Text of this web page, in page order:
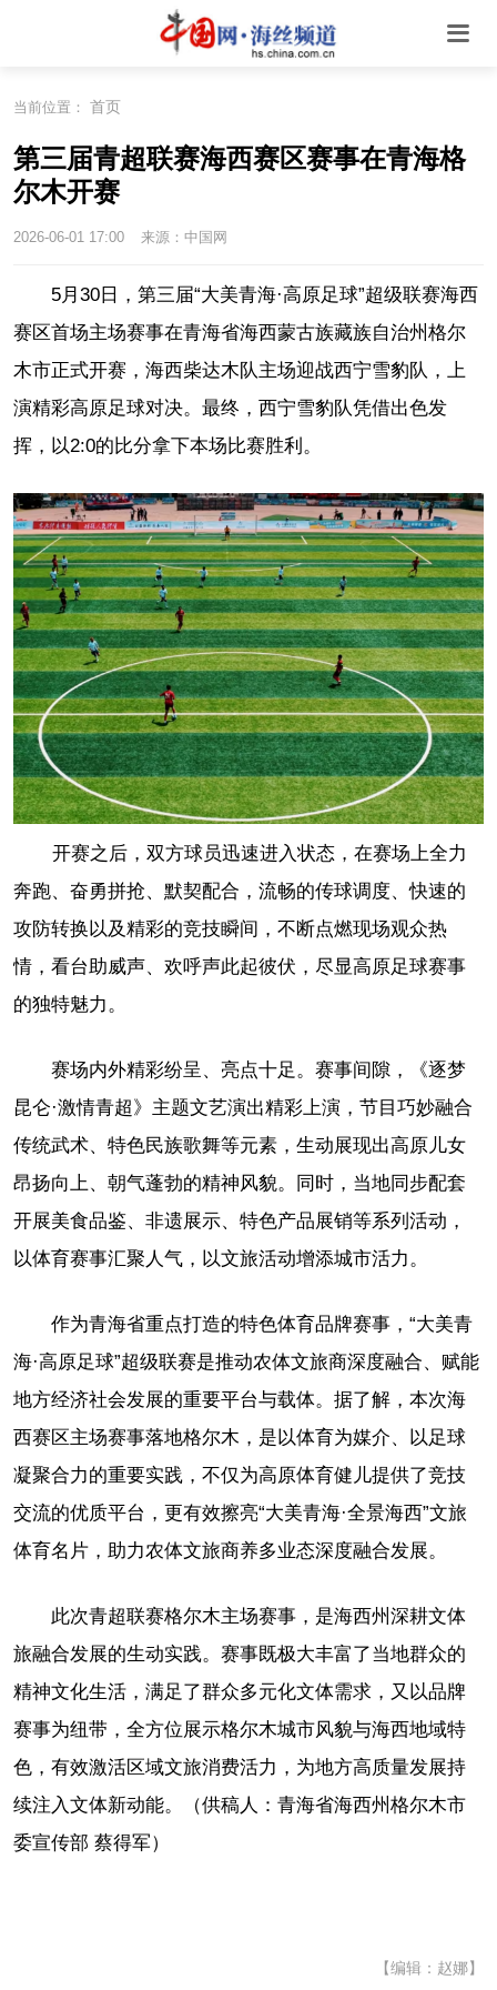
当前位置： 首页
第三届青超联赛海西赛区赛事在青海格
尔木开赛
2026-06-01 17:00 来源：中国网
5月30日，第三届“大美青海·高原足球”超级联赛海西
赛区首场主场赛事在青海省海西蒙古族藏族自治州格尔
木市正式开赛，海西柴达木队主场迎战西宁雪豹队，上
演精彩高原足球对决。最终，西宁雪豹队凭借出色发
挥，以2:0的比分拿下本场比赛胜利。
开赛之后，双方球员迅速进入状态，在赛场上全力
奔跑、奋勇拼抢、默契配合，流畅的传球调度、快速的
攻防转换以及精彩的竞技瞬间，不断点燃现场观众热
情，看台助威声、欢呼声此起彼伏，尽显高原足球赛事
的独特魅力。
赛场内外精彩纷呈、亮点十足。赛事间隙，《逐梦
昆仑·激情青超》主题文艺演出精彩上演，节目巧妙融合
传统武术、特色民族歌舞等元素，生动展现出高原儿女
昂扬向上、朝气蓬勃的精神风貌。同时，当地同步配套
开展美食品鉴、非遗展示、特色产品展销等系列活动，
以体育赛事汇聚人气，以文旅活动增添城市活力。
作为青海省重点打造的特色体育品牌赛事，“大美青
海·高原足球”超级联赛是推动农体文旅商深度融合、赋能
地方经济社会发展的重要平台与载体。据了解，本次海
西赛区主场赛事落地格尔木，是以体育为媒介、以足球
凝聚合力的重要实践，不仅为高原体育健儿提供了竞技
交流的优质平台，更有效擦亮“大美青海·全景海西”文旅
体育名片，助力农体文旅商养多业态深度融合发展。
此次青超联赛格尔木主场赛事，是海西州深耕文体
旅融合发展的生动实践。赛事既极大丰富了当地群众的
精神文化生活，满足了群众多元化文体需求，又以品牌
赛事为纽带，全方位展示格尔木城市风貌与海西地域特
色，有效激活区域文旅消费活力，为地方高质量发展持
续注入文体新动能。（供稿人：青海省海西州格尔木市
委宣传部 蔡得军）
【编辑：赵娜】